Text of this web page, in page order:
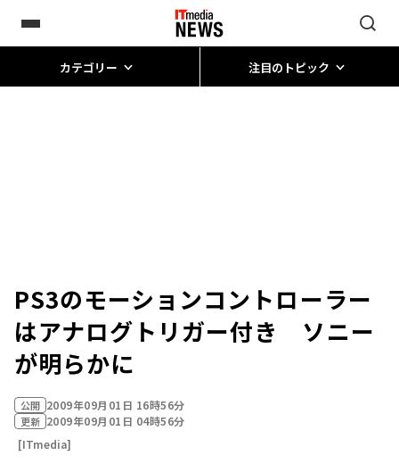
カテゴリー 注目のトピック
PS3のモーションコントローラー
はアナログトリガー付き ソニー
が明らかに
公開 2009年09月01日 16時56分
更新 2009年09月01日 04時56分
[ITmedia]